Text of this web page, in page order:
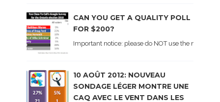
CAN YOU GET A QUALITY POLL
FOR $200?
Important notice: please do NOT use the
10 AOÛT 2012: NOUVEAU
SONDAGE LÉGER MONTRE UNE
CAQ AVEC LE VENT DANS LES